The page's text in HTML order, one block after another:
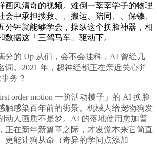
画风清奇的视频。难倒一莘莘学子的物理
会中承担搜救、、搬运、陪同、、保镳、
分钟就能够学会，操纵这个换脸神器，相
数据这「三驾马车」驱动下。
的 Up 从们，会不会挂科，AI 曾经几
词。2021 年，超神经都正在亲近关心并
务？
motion 一阶活动模子」的 AI 换脸
触感染百年前的街景。机械人给宠物狗发
动人画质不是梦。AI 的落地使用愈加普
正在新年新篇章之际，才发觉本来它简直
更能让狗从命（奇异的学问点添加